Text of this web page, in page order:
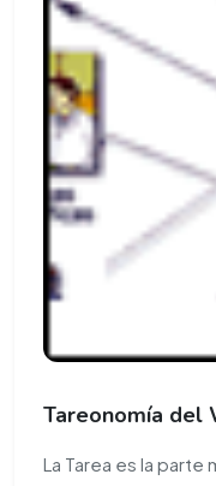
Tareonomía del
La Tarea es la parte